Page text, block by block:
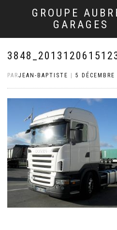
GROUPE
GARAGES
PARJEAN-BAPTISTE 5